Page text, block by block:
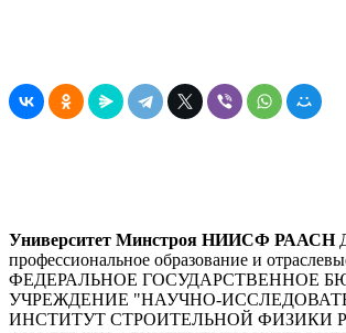
Университет Минстроя НИИСФ РААСН
профессиональное образование и
ФЕДЕРАЛЬНОЕ ГОСУДАРСТВЕННОЕ
УЧРЕЖДЕНИЕ "НАУЧНО-
ИНСТИТУТ СТРОИТЕЛЬНОЙ ФИЗИКИ